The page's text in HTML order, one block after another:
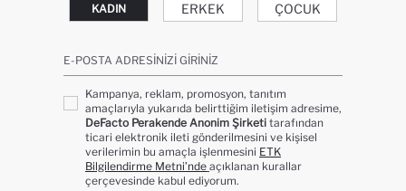
KADIN ERKEK ÇOCUK
E-POSTA ADRESINIZI GIRINIZ
Kampanya, reklam, promosyon, tanıtım
amaçlarıyla yukarıda belirttiğim iletişim adresime,
DeFacto Perakende Anonim Şirketi tarafından
ticari elektronik ileti gönderilmesini ve kişisel
verilerimin bu amaçla işlenmesini ETK
Bilgilendirme Metni’nde açıklanan kurallar
çerçevesinde kabul ediyorum.